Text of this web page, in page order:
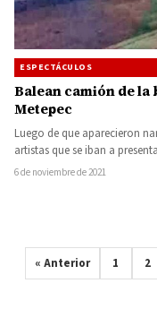
ESPECTÁCULOS
Balean camión de
Metepec
Luego de que aparecieron
artistas que se iban a
6 de noviembre de 2021
« Anterior 1 2